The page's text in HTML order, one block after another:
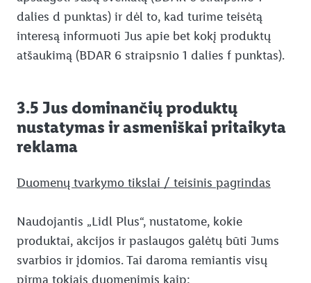
dalies d punktas) ir dėl to, kad turime teisėtą
interesą informuoti Jus apie bet kokį produktų
atšaukimą (BDAR 6 straipsnio 1 dalies f punktas).
3.5 Jus dominančių produktų
nustatymas ir asmeniškai pritaikyta
reklama
Duomenų tvarkymo tikslai / teisinis pagrindas
Naudojantis „Lidl Plus“, nustatome, kokie
produktai, akcijos ir paslaugos galėtų būti Jums
svarbios ir įdomios. Tai daroma remiantis visų
pirma tokiais duomenimis kaip: